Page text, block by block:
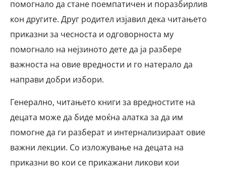
помогнало да стане поемпатичен и поразбирлив
кон другите. Друг родител изјавил дека читањето
приказни за чесноста и одговорноста му
помогнало на нејзиното дете да ја разбере
важноста на овие вредности и го натерало да
направи добри избори.
Генерално, читањето книги за вредностите на
децата може да биде моќна алатка за да им
помогне да ги разберат и интернализираат овие
важни лекции. Со изложување на децата на
приказни во кои се прикажани ликови кои